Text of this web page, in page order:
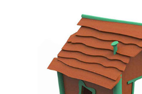
REFERANSLAR